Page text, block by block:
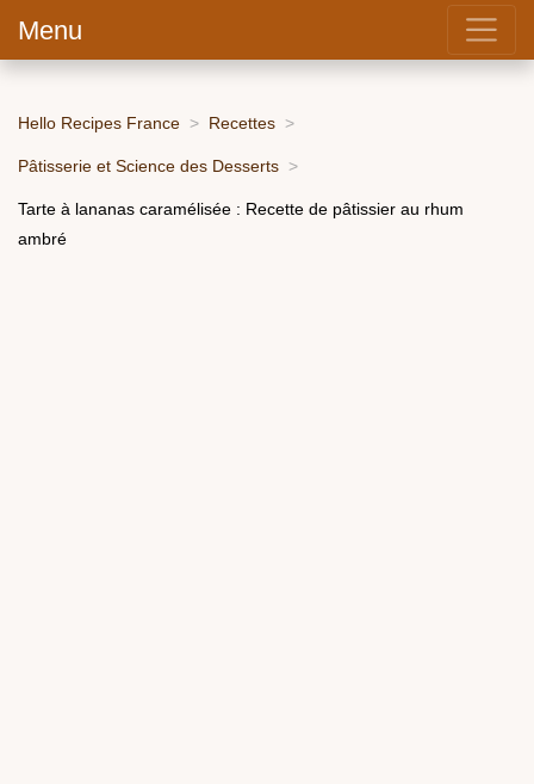
Menu
Hello Recipes France Recettes
Pâtisserie et Science des Desserts
Tarte à lananas caramélisée : Recette de pâtissier au rhum
ambré